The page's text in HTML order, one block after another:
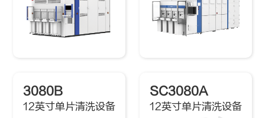
3080B
12英寸单片清洗设备
SC3080A
12英寸单片清洗设备